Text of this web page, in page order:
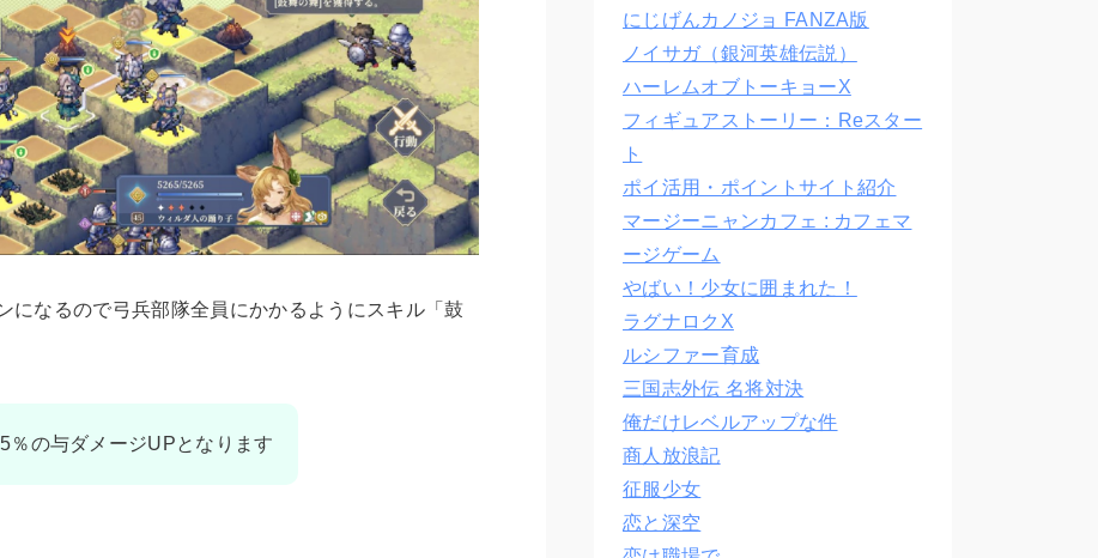
になるので弓兵部隊全員にかかるようにスキル「鼓
％の与ダメージUPとなります
にじげんカノジョ FANZA版
ノイサガ（銀河英雄伝説）
ハーレムオブトーキョーX
フィギュアストーリー：Reスター
ト
ポイ活用・ポイントサイト紹介
マージーニャンカフェ : カフェマ
ージゲーム
やばい！少女に囲まれた！
ラグナロクX
ルシファー育成
三国志外伝 名将対決
俺だけレベルアップな件
商人放浪記
征服少女
恋と深空